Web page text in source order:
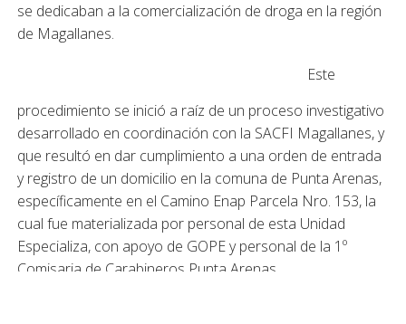
se dedicaban a la comercialización de droga en la región
de Magallanes.
Este
procedimiento se inició a raíz de un proceso investigativo
desarrollado en coordinación con la SACFI Magallanes, y
que resultó en dar cumplimiento a una orden de entrada
y registro de un domicilio en la comuna de Punta Arenas,
específicamente en el Camino Enap Parcela Nro. 153, la
cual fue materializada por personal de esta Unidad
Especializa, con apoyo de GOPE y personal de la 1º
Comisaria de Carabineros Punta Arenas.